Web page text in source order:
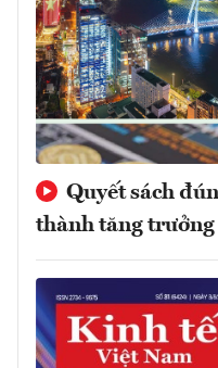
Quyết sách
thành tăng trưởng